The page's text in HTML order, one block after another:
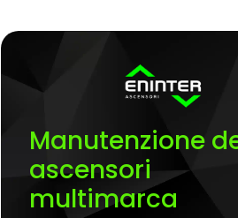
Manutenzione
ascensori
multimarca